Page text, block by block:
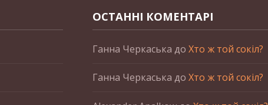
ОСТАННІ КОМЕНТАРІ
Ганна Черкаська до Хто ж той сокіл?
Ганна Черкаська до Хто ж той сокіл?